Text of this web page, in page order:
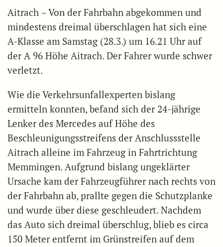
Aitrach – Von der Fahrbahn abgekommen und
mindestens dreimal überschlagen hat sich eine
A-Klasse am Samstag (28.3.) um 16.21 Uhr auf
der A 96 Höhe Aitrach. Der Fahrer wurde schwer
verletzt.
Wie die Verkehrsunfallexperten bislang
ermitteln konnten, befand sich der 24-jährige
Lenker des Mercedes auf Höhe des
Beschleunigungsstreifens der Anschlussstelle
Aitrach alleine im Fahrzeug in Fahrtrichtung
Memmingen. Aufgrund bislang ungeklärter
Ursache kam der Fahrzeugführer nach rechts von
der Fahrbahn ab, prallte gegen die Schutzplanke
und wurde über diese geschleudert. Nachdem
das Auto sich dreimal überschlug, blieb es circa
150 Meter entfernt im Grünstreifen auf dem